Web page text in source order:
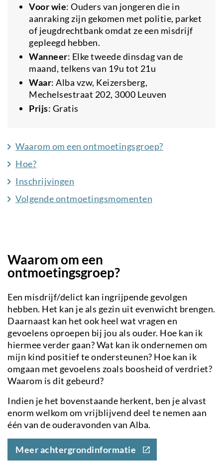
Voor wie: Ouders van jongeren die in
aanraking zijn gekomen met politie, parket
of jeugdrechtbank omdat ze een misdrijf
gepleegd hebben.
Wanneer: Elke tweede dinsdag van de
maand, telkens van 19u tot 21u
Waar: Alba vzw, Keizersberg,
Mechelsestraat 202, 3000 Leuven
Prijs: Gratis
Waarom om een ontmoetingsgroep?
Hoe?
Inschrijvingen
Volgende ontmoetingsmomenten
Waarom om een
ontmoetingsgroep?
Een misdrijf/delict kan ingrijpende gevolgen
hebben. Het kan je als gezin uit evenwicht brengen.
Daarnaast kan het ook heel wat vragen en
gevoelens oproepen bij jou als ouder. Hoe kan ik
hiermee verder gaan? Wat kan ik ondernemen om
mijn kind positief te ondersteunen? Hoe kan ik
omgaan met gevoelens zoals boosheid of verdriet?
Waarom is dit gebeurd?
Indien je het bovenstaande herkent, ben je alvast
enorm welkom om vrijblijvend deel te nemen aan
één van de ouderavonden van Alba.
Meer achtergrondinformatie (externe
link)